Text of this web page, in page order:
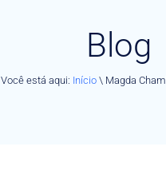
Blog
Você está aqui: Início\ Magda